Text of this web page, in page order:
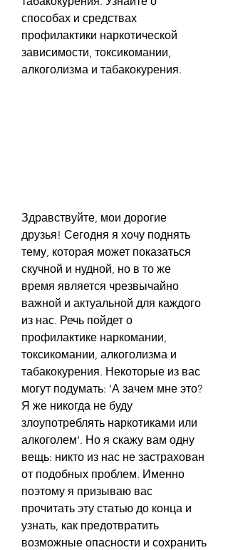
способах и средствах
профилактики наркотической
зависимости, токсикомании,
алкоголизма и табакокурения.
Здравствуйте, мои дорогие
друзья! Сегодня я хочу поднять
тему, которая может показаться
скучной и нудной, но в то же
время является чрезвычайно
важной и актуальной для каждого
из нас. Речь пойдет о
профилактике наркомании,
токсикомании, алкоголизма и
табакокурения. Некоторые из вас
могут подумать: 'А зачем мне это?
Я же никогда не буду
злоупотреблять наркотиками или
алкоголем'. Но я скажу вам одну
вещь: никто из нас не застрахован
от подобных проблем. Именно
поэтому я призываю вас
прочитать эту статью до конца и
узнать, как предотвратить
возможные опасности и сохранить